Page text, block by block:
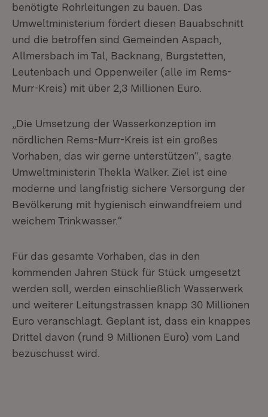
benötigte Rohrleitungen zu bauen. Das
Umweltministerium fördert diesen Bauabschnitt
und die betroffen sind Gemeinden Aspach,
Allmersbach im Tal, Backnang, Burgstetten,
Leutenbach und Oppenweiler (alle im Rems-
Murr-Kreis) mit über 2,3 Millionen Euro.
„Die Umsetzung der Wasserkonzeption im
nördlichen Rems-Murr-Kreis ist ein großes
Vorhaben, das wir gerne unterstützen“, sagte
Umweltministerin Thekla Walker. Ziel ist eine
moderne und langfristig sichere Versorgung der
Bevölkerung mit hygienisch einwandfreiem und
weichem Trinkwasser.“
Für das gesamte Vorhaben, das in den
kommenden Jahren Stück für Stück umgesetzt
werden soll, werden einschließlich Wasserwerk
und weiterer Leitungstrassen knapp 30 Millionen
Euro veranschlagt. Geplant ist, dass ein knappes
Drittel davon (rund 9 Millionen Euro) vom Land
bezuschusst wird.